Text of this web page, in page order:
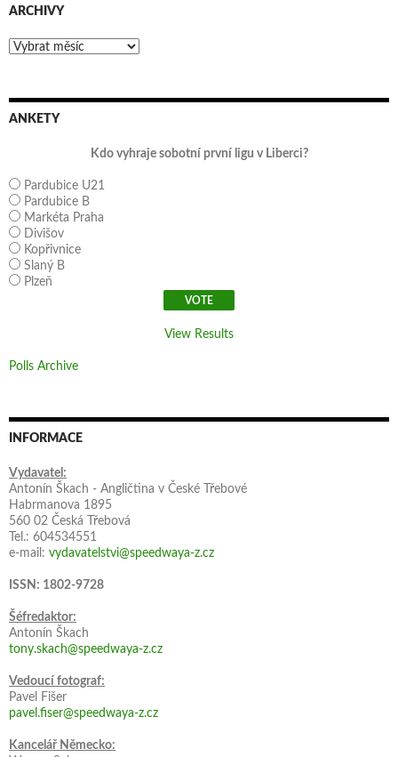
ARCHIVY
Archivy
ANKETY
Kdo vyhraje sobotní první ligu v Liberci?
Pardubice U21
Pardubice B
Markéta Praha
Divišov
Kopřivnice
Slaný B
Plzeň
View Results
Polls Archive
INFORMACE
Vydavatel:
Antonín Škach - Angličtina v České Třebové
Habrmanova 1895
560 02 Česká Třebová
Tel.: 604534551
e-mail: vydavatelstvi@speedwaya-z.cz
ISSN: 1802-9728
Šéfredaktor:
Antonín Škach
tony.skach@speedwaya-z.cz
Vedoucí fotograf:
Pavel Fišer
pavel.fiser@speedwaya-z.cz
Kancelář Německo: